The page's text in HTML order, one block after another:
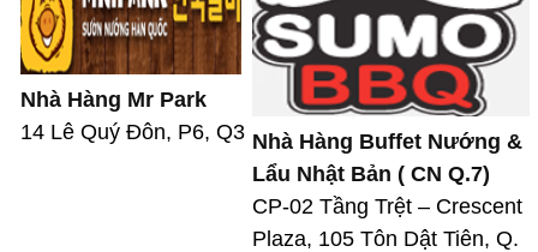
Nhà Hàng Mr Park
14 Lê Quý Đôn, P6, Q3 Nhà Hàng Buffet Nướng &
Lẩu Nhật Bản ( CN Q.7)
CP-02 Tầng Trệt – Crescent
Plaza, 105 Tôn Dật Tiên, Q.